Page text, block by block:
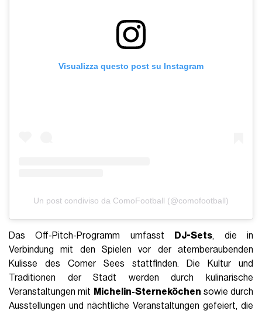
Visualizza questo post su Instagram
Un post condiviso da ComoFootball (@comofootball)
Das Off-Pitch-Programm umfasst DJ-Sets, die in
Verbindung mit den Spielen vor der atemberaubenden
Kulisse des Comer Sees stattfinden. Die Kultur und
Traditionen der Stadt werden durch kulinarische
Veranstaltungen mit Michelin-Sterneköchen sowie durch
Ausstellungen und nächtliche Veranstaltungen gefeiert, die